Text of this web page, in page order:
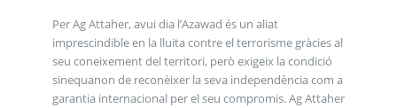
Per Ag Attaher, avui dia l’Azawad és un aliat
imprescindible en la lluita contre el terrorisme gràcies al
seu coneixement del territori, però exigeix la condició
sinequanon de reconèixer la seva independència com a
garantia internacional per el seu compromis. Ag Attaher